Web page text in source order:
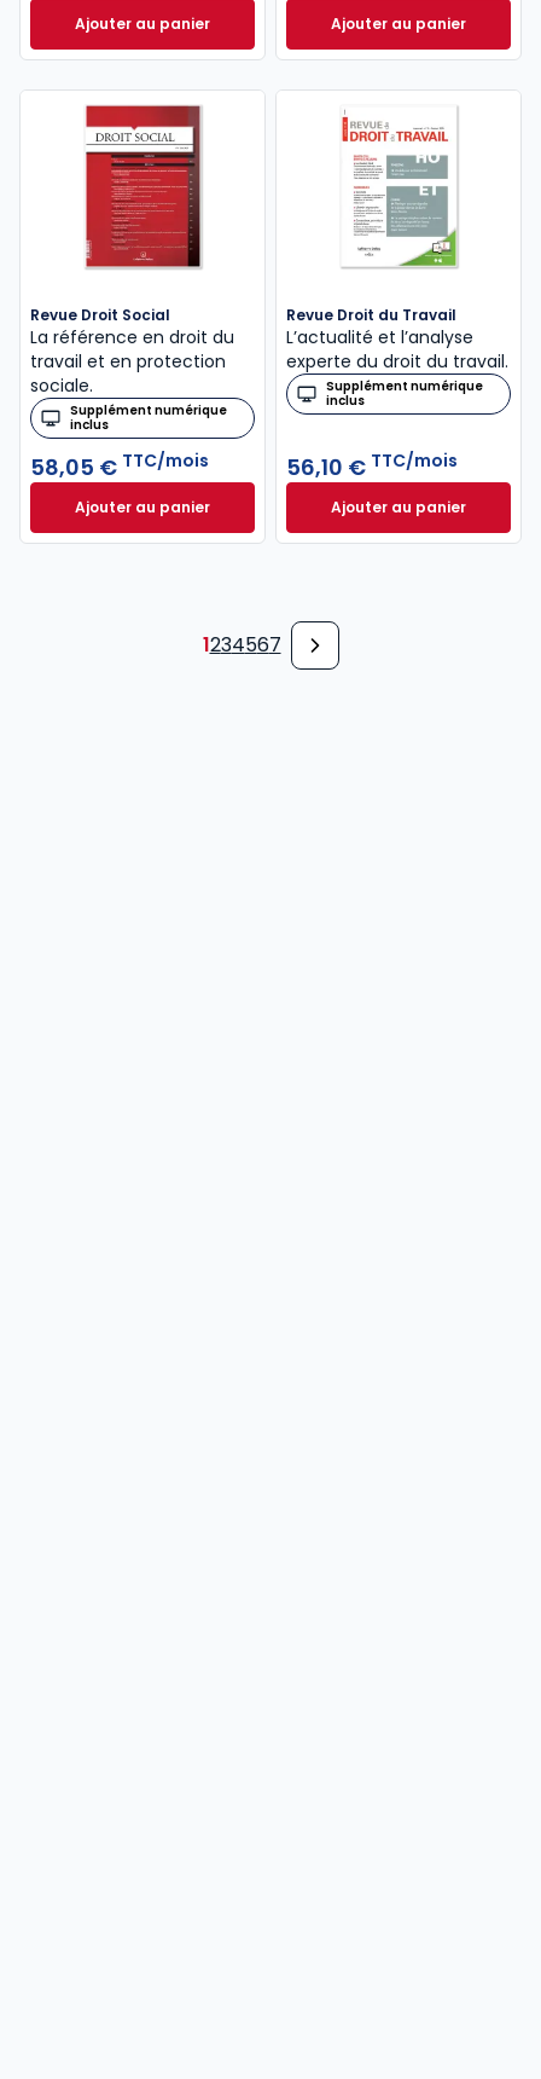
Ajouter au panierGuide Paie à 82,66 € HT/mois
Ajouter au panier
Le guide du
Revue Droit Social
La référence en droit du
travail et en protection
sociale.
Supplément numérique
inclus
58,05 € TTC/mois
Ajouter au panierRevue Droit Social à 58,05 €TTC/mois
Revue Droit du Travail
L’actualité et l’analyse
experte du droit du travail.
Supplément numérique
inclus
56,10 € TTC/mois
Ajouter au panier
Revue Droit du
1234567